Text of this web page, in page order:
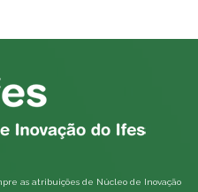
as atribuições de Núcleo de Inovação